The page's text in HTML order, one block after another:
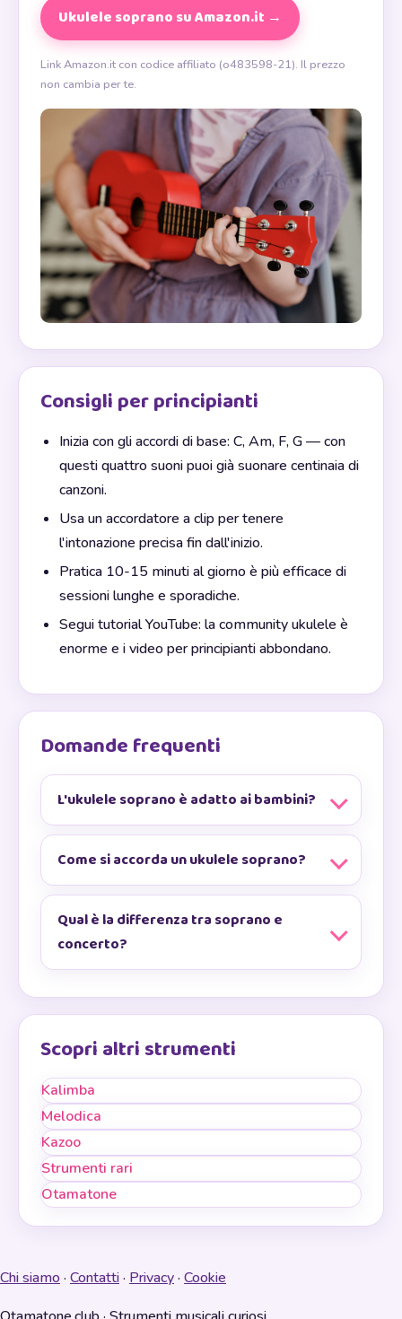
Ukulele soprano su Amazon.it →
Link Amazon.it con codice affiliato (o483598-21). Il prezzo
non cambia per te.
Consigli per principianti
Inizia con gli accordi di base: C, Am, F, G — con
questi quattro suoni puoi già suonare centinaia di
canzoni.
Usa un accordatore a clip per tenere
l'intonazione precisa fin dall'inizio.
Pratica 10-15 minuti al giorno è più efficace di
sessioni lunghe e sporadiche.
Segui tutorial YouTube: la community ukulele è
enorme e i video per principianti abbondano.
Domande frequenti
L'ukulele soprano è adatto ai bambini?
Come si accorda un ukulele soprano?
Qual è la differenza tra soprano e
concerto?
Scopri altri strumenti
Kalimba
Melodica
Kazoo
Strumenti rari
Otamatone
Chi siamo· Contatti· Privacy· Cookie